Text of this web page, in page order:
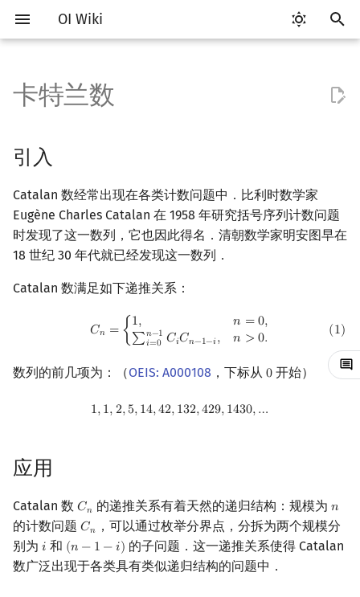
OI Wiki
始
搜
索
Getting Started
关于本项目
如何参与
OI Wiki 不是什么
格式手册
镜像站列表
比赛相关简介
赛事
题型
学习路线
学习资源
常见错误
常见技巧
工具软件简介
代码编辑工具
VS Code
Atom
Eclipse
Kate
Xcode
GUIDE
评测工具 Cena
CCR Plus
Lemon
命令行
命令行编译与调试
Special Judge
Generator
Validator
Interactor
Polygon
OJ 工具
LaTeX 入门
语言基础简介
C++ 基础
变量
运算
流程控制语句
函数
C++ 标准库 STL 算法
bitset
string
C++ 进阶
值类别
重载运算符
引用
新版 C++ 特性
C++ 与其他常用语言的区别
Java 速成
算法基础简介
复杂度
枚举
模拟
递归 & 分治
冒泡排序
插入排序
计数排序
快速排序
希尔排序
锦标赛排序
前缀和 & 差分
倍增
构造
搜索部分简介
DFS（搜索）
BFS（搜索）
双向搜索
启发式搜索
IDA*
Dancing Links
Alpha–Beta 剪枝
优化
动态规划部分简介
动态规划基础
记忆化搜索
背包 DP
区间 DP
状压 DP
插头 DP
计数 DP
动态 DP
斜率优化
四边形不等式优化
Slope Trick 优化
状态设计优化
字符串部分简介
字符串基础
标准库
字符串匹配
字符串哈希
前缀函数与 KMP 算法
Boyer–Moore 算法
AC 自动机
后缀数组 (SA)
后缀自动机 (SAM)
数字系统简介
进位制
平衡三进制
格雷码
数论基础
模算术简介
素数
最大公约数
欧拉函数
裴蜀定理 & 一次不定方程
模逆元
线性同余方程
中国剩余定理
多项式与生成函数简介
代数基本定理
快速傅里叶变换
快速数论变换
快速沃尔什变换
多项式多点求值|快速插值
常系数齐次线性递推
多项式平移|连续点值平移
符号化方法
引入
应用
常见形式
代数推演
组合意义
参考资料与注释
线性代数简介
向量
内积和外积
矩阵
初等变换
线性基
特征多项式
对角化
Jordan标准型
线性规划基础
单纯形法
基本概念
群论
环论
域论
Schreier–Sims 算法
基本概念
条件概率与独立性
随机变量
随机变量的数字特征
概率不等式
博弈论简介
公平组合游戏
零和游戏
非公平组合游戏
插值
数值积分
高斯消元
牛顿迭代法
数据结构部分简介
栈
队列
链表
哈希表
配对堆
左偏树
块状数据结构
块状链表
树分块
Sqrt Tree
单调队列
ST 表
树状数组
李超线段树
猫树
区间最值操作 & 区间历史
Kinetic Tournament Tree
Splay 树
WBLT
替罪羊树
Size Balanced Tree
AA 树
可持久化块状数组
可持久化平衡树
可持久化字典树
线段树套平衡树
树状数组套权值线段树
分块套树状数组
Euler Tour Tree
Top Tree
图论部分简介
图论相关概念
图的存储
DFS（图论）
BFS（图论）
树的中心
树的重心
最近公共祖先
树上启发式合并
AHU 算法
树哈希
拓扑排序
k 短路
同余最短路
生成树问题
最小直径生成树
斯坦纳树
拆点
割点和桥
圆方树
点/边连通度
最小割
费用流
上下界网络流
二分图最大权匹配
一般图最大匹配
一般图最大权匹配
计算几何部分简介
二维计算几何基础
三维计算几何基础
距离
Pick 定理
扫描线
半平面交
平面最近点对
随机增量法
杂项简介
离散化
双指针
离线算法
整体二分
莫队算法
分数规划
爬山算法
模拟退火
有限状态自动机
字节顺序
约瑟夫问题
表达式求值
RMQ
并查集应用
括号序列
线段树与离线询问
卡特兰数
引入
Catalan 数经常出现在各类计数问题中．比利时数学家
Eugène Charles Catalan 在 1958 年研究括号序列计数问题
时发现了这一数列，它也因此得名．清朝数学家明安图早在
18 世纪 30 年代就已经发现这一数列．
Catalan 数满足如下递推关系：
𝐶𝑛 = { 1, 𝑛 = 0,
∑𝑛−1
𝑖=0 𝐶𝑖𝐶𝑛−1−𝑖, 𝑛 > 0. (1)
1)C 1 ,n= 1− i,n >0.
数列的前几项为：（OEIS: A000108 ，下标从 0
0 开始）
1,1,2,5,14,42,132,429,1430,…
1, 2,5 14 42, 132,429,1430,…
应用
Catalan 数 𝐶𝑛
Cn 的递推关系有着天然的递归结构：规模为 𝑛
n
的计数问题 𝐶𝑛
Cn ，可以通过枚举分界点，分拆为两个规模分
别为 𝑖
i 和 (𝑛 − 1 −𝑖)
(n−1− i)
的子问题．这一递推关系使得 Catalan
数广泛出现于各类具有类似递归结构的问题中．